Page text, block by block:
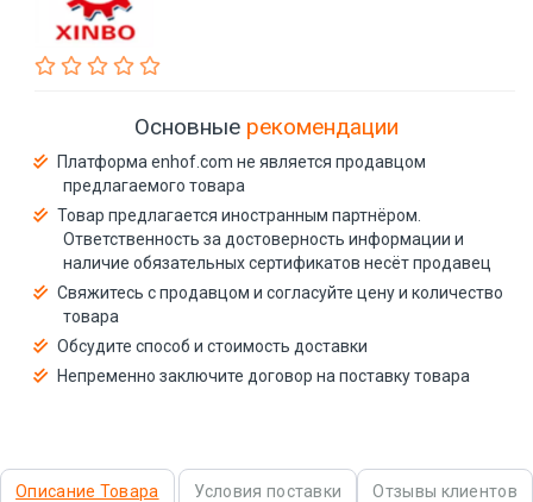
Основные рекомендации
Платформа enhof.com не является продавцом
предлагаемого товара
Товар предлагается иностранным партнёром.
Ответственность за достоверность информации и
наличие обязательных сертификатов несёт продавец
Свяжитесь с продавцом и согласуйте цену и количество
товара
Обсудите способ и стоимость доставки
Непременно заключите договор на поставку товара
Описание Товара Условия поставки Отзывы клиентов